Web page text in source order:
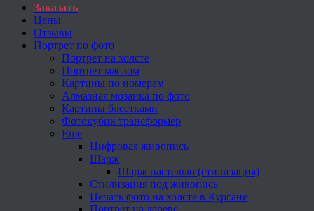
Заказать
Цены
Отзывы
Портрет по фото
Портрет на холсте
Портрет маслом
Картины по номерам
Алмазная мозаика по фото
Картины блестками
Фотокубик трансформер
Еще
Цифровая живопись
Шарж
Шарж пастелью (стилизация)
Стилизация под живопись
Печать фото на холсте в Кургане